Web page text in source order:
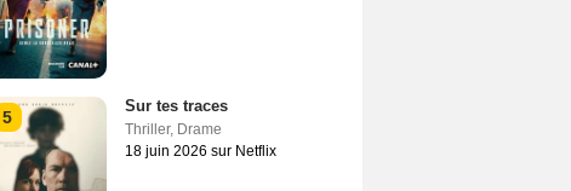
5
Sur tes traces
Thriller, Drame
18 juin 2026 sur Netflix